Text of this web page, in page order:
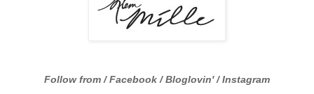
Follow from /Facebook/Bloglovin' /Instagram